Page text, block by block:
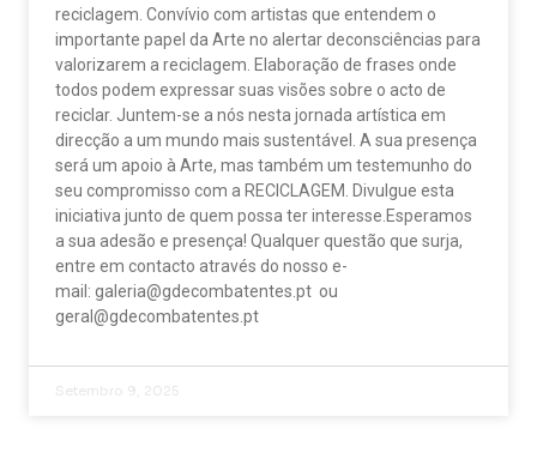
reciclagem. Convívio com artistas que entendem o
importante papel da Arte no alertar deconsciências para
valorizarem a reciclagem. Elaboração de frases onde
todos podem expressar suas visões sobre o acto de
reciclar. Juntem-se a nós nesta jornada artística em
direcção a um mundo mais sustentável. A sua presença
será um apoio à Arte, mas também um testemunho do
seu compromisso com a RECICLAGEM. Divulgue esta
iniciativa junto de quem possa ter interesse.Esperamos
a sua adesão e presença! Qualquer questão que surja,
entre em contacto através do nosso e-
mail: galeria@gdecombatentes.pt ou
geral@gdecombatentes.pt
Setembro 9, 2025